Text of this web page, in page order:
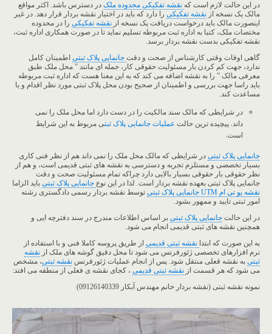
در این حالت لازم است که نقشه تفکیکی محدوده ملک در دسترس باشد. اکثر مواقع
مالک یک نسخه از نقشه تفکیکی را دارد که باید در اختیار نقشه بردار قرار دهد. در غیر
اینصورت مالک باید درخواست دریافت یک نسخه از نقشه تفکیکی را در محدوده
مختصات ملک، کتبا به اداره ثبت مربوطه تسلیم نماید تا در صورت همکاری اداره ثبت،
نقشه تفکیکی بدست نقشه بردار برسد.
گاهی اوقات وقتی کارشناس از صحت و دقت جانمایی پلاک ثبتی اطمینان کامل
ندارد، جهت کم کردن بار مسئولیت حقوقی کار، جمله ای مانند ” محل ملک طبق
معرفی مالک ” را به نقشه اضافه می کند که به این معنا هست که اداره ثبت مربوطه
باید راسا جهت بررسی و اطمینان از صحیح بودن محل پلاک ثبتی مورد نظر اقدام و یا
مساعدت کند.
در شرایطی که مالک سند مالکیت را در دست دارد اما محل ملک را نمی
داند. پیچیده ترین حالت عملیات جانمایی پلاک ثبتی مربوط به این شرایط
است.
جانمایی پلاک ثبتی در شرایطی که مالک محل ملک را نمی داند هم از نظر فنی کاری
بسیار تخصصی و مستلزم تجربه و دسترسی به نقشه های ثبتی قدیمی است، و هم از
نظر حقوقی بار حقوقی بسیار بالایی دارد چراکه تمام مسئولیت صحت و دقت
جانمایی پلاک ثبتی بعهده نقشه بردار است. لذا در این نوع جانمایی پلاک ثبتی باید الزاما
نقشه یو تی ام UTM جانمایی پلاک ثبتی
توسط نقشه بردار رسمی دادگستری رشته
امور ثبتی تایید و ممهور بشود.
در این حالت جانمایی پلاک ثبتی بر اساس اطلاعات مندرج در سند دفترچه ایی و
همچنین نقشه های ثبتی قدیمی انجام می شود.
به این صورت که ابتدا نقشه ثبتی قدیمی از طریق پروسه کاملا فنی و با استفاده از
نرم افزارهای تخصصی ژئورفرنس می شود تا محل دقیق گوشه های ملک از نقشه
ثبتی به نقشه قعلی منتقل شود. پس از انجام عملیات ژئورفرنس نقشه ثبتی، مشخص
می شود که هر قسمت از نقشه ثبتی قدیمی ، کجای نقشه ی فعلی از منطقه می افتد:
نمونه نقشه ثبتی (نقشه بردار خانم مهندس آبکار 09126140339)